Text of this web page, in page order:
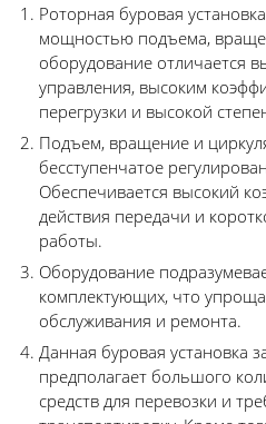
Роторная буровая
мощностью подъема,
оборудование отличается
управления, высоким
перегрузки и высокой
Подъем, вращение и
бесступенчатое
Обеспечивается высокий
действия передачи и
работы.
Оборудование
комплектующих, что
обслуживания и ремонта.
Данная буровая установка
предполагает большого
средств для перевозки и